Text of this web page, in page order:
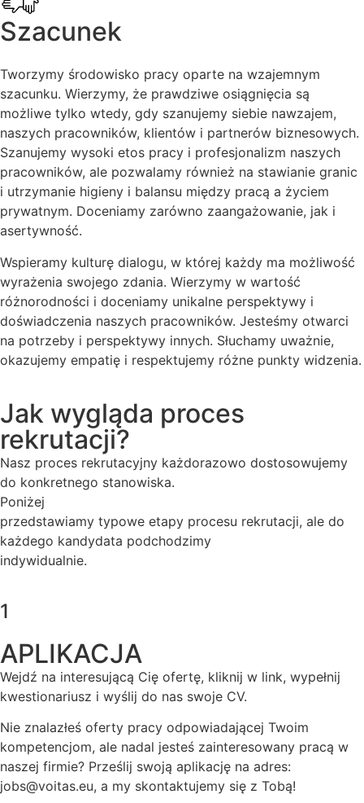
Szacunek
Tworzymy środowisko pracy oparte na wzajemnym
szacunku. Wierzymy, że prawdziwe osiągnięcia są
możliwe tylko wtedy, gdy szanujemy siebie nawzajem,
naszych pracowników, klientów i partnerów biznesowych.
Szanujemy wysoki etos pracy i profesjonalizm naszych
pracowników, ale pozwalamy również na stawianie granic
i utrzymanie higieny i balansu między pracą a życiem
prywatnym. Doceniamy zarówno zaangażowanie, jak i
asertywność.
Wspieramy kulturę dialogu, w której każdy ma możliwość
wyrażenia swojego zdania. Wierzymy w wartość
różnorodności i doceniamy unikalne perspektywy i
doświadczenia naszych pracowników. Jesteśmy otwarci
na potrzeby i perspektywy innych. Słuchamy uważnie,
okazujemy empatię i respektujemy różne punkty widzenia.
Jak wygląda proces
rekrutacji?
Nasz proces rekrutacyjny każdorazowo dostosowujemy
do konkretnego stanowiska.
Poniżej
przedstawiamy typowe etapy procesu rekrutacji, ale do
każdego kandydata podchodzimy
indywidualnie.
1
APLIKACJA
Wejdź na interesującą Cię ofertę, kliknij w link, wypełnij
kwestionariusz i wyślij do nas swoje CV.
Nie znalazłeś oferty pracy odpowiadającej Twoim
kompetencjom, ale nadal jesteś zainteresowany pracą w
naszej firmie? Prześlij swoją aplikację na adres:
jobs@voitas.eu, a my skontaktujemy się z Tobą!